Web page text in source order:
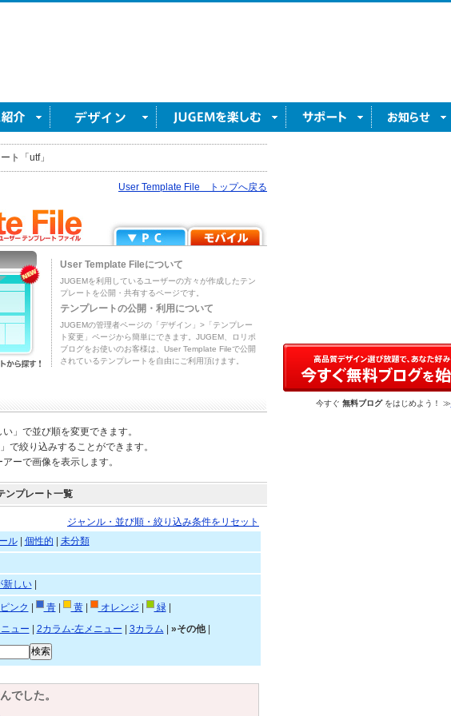
ト「utf」
User Template File トップへ戻る
User Template Fileについて
JUGEMを利用しているユーザーの方々が作成したテン
プレートを公開・共有するページです。
テンプレートの公開・利用について
JUGEMの管理者ページの「デザイン」>「テンプレー
ト変更」ページから簡単にできます。JUGEM、ロリポ
ブログをお使いのお客様は、User Template Fileで公開
されているテンプレートを自由にご利用頂けます。
」で並び順を変更できます。
で絞り込みすることができます。
ーで画像を表示します。
ンプレート一覧
ジャンル・並び順・絞り込み条件をリセット
ル| 個性的
未分類
新しい|
ンク 青| 黄| オレンジ 緑|
ュー 2カラム-左メニュー 3カラム »その他|
でした。
今すぐ 無料ブログをはじめよう！ ≫